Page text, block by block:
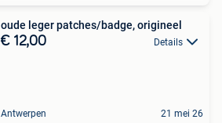
oude leger patches/badge, origineel
€ 12,00 Details
Antwerpen 21 mei 26